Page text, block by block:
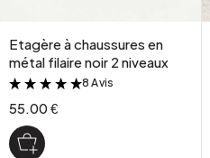
Etagère à chaussures en
métal filaire noir 2 niveaux
&
8 Avis
55.00 €